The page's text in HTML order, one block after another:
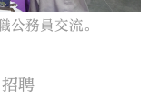
務員交流。
招聘